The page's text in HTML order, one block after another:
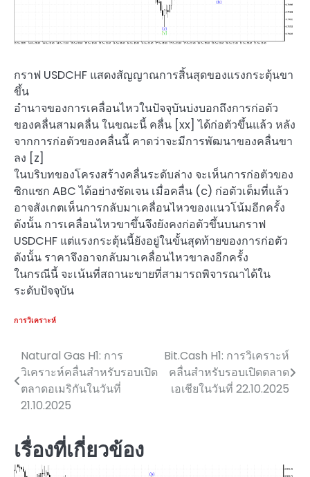
กราฟ USDCHF แสดงสัญญาณการสิ้นสุดของแรงกระตุ้นขา
ขึ้น
อำนาจของการเคลื่อนไหวในปัจจุบันบ่งบอกถึงการก่อตัว
ของคลื่นสามคลื่น ในขณะนี้ คลื่น [xx] ได้ก่อตัวขึ้นแล้ว หลัง
จากการก่อตัวของคลื่นนี้ คาดว่าจะมีการพัฒนาของคลื่นขา
ลง [z]
ในบริบทของโครงสร้างคลื่นระดับล่าง จะเห็นการก่อตัวของ
ซิกแซก ABC ได้อย่างชัดเจน เมื่อคลื่น (c) ก่อตัวเต็มที่แล้ว
อาจสังเกตเห็นการกลับมาเคลื่อนไหวของแนวโน้มอีกครั้ง
ดังนั้น การเคลื่อนไหวขาขึ้นจึงยังคงก่อตัวขึ้นบนกราฟ
USDCHF แต่แรงกระตุ้นนี้ยังอยู่ในขั้นสุดท้ายของการก่อตัว
ดังนั้น ราคาจึงอาจกลับมาเคลื่อนไหวขาลงอีกครั้ง
ในกรณีนี้ จะเน้นที่สถานะขายที่สามารถพิจารณาได้ใน
ระดับปัจจุบัน
การวิเคราะห์
แนะแนว
เรื่อง
Natural Gas H1: การ
วิเคราะห์คลื่นสำหรับรอบเปิด
ตลาดอเมริกันในวันที่
21.10.2025
Bit.Cash H1: การวิเคราะห์
คลื่นสำหรับรอบเปิดตลาด
เอเชียในวันที่ 22.10.2025
เรื่องที่เกี่ยวข้อง